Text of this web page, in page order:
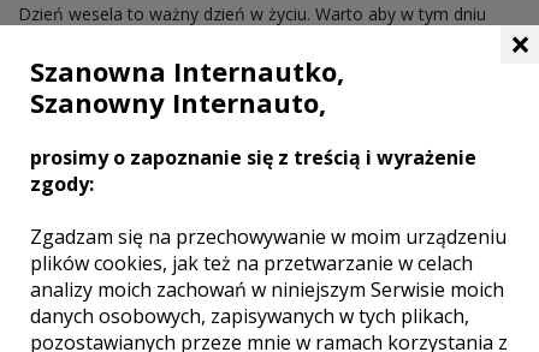
Dzień wesela to ważny dzień w życiu. Warto aby w tym dniu
wybór na zorganizowanie imprezy życia.Każde przyjęcie weselne
traktujemy indywidualnie. ...
Zielono jest i spokojnie w Hotelu Zielonym
miejsca noclegowe
kuchnia
klimatyzacja
Liczba miejsc
140
×
Szanowna Internautko,
Szanowny Internauto,
prosimy o zapoznanie się z treścią i wyrażenie
zgody:
Zgadzam się na przechowywanie w moim urządzeniu
plików cookies, jak też na przetwarzanie w celach
analizy moich zachowań w niniejszym Serwisie moich
danych osobowych, zapisywanych w tych plikach,
pozostawianych przeze mnie w ramach korzystania z